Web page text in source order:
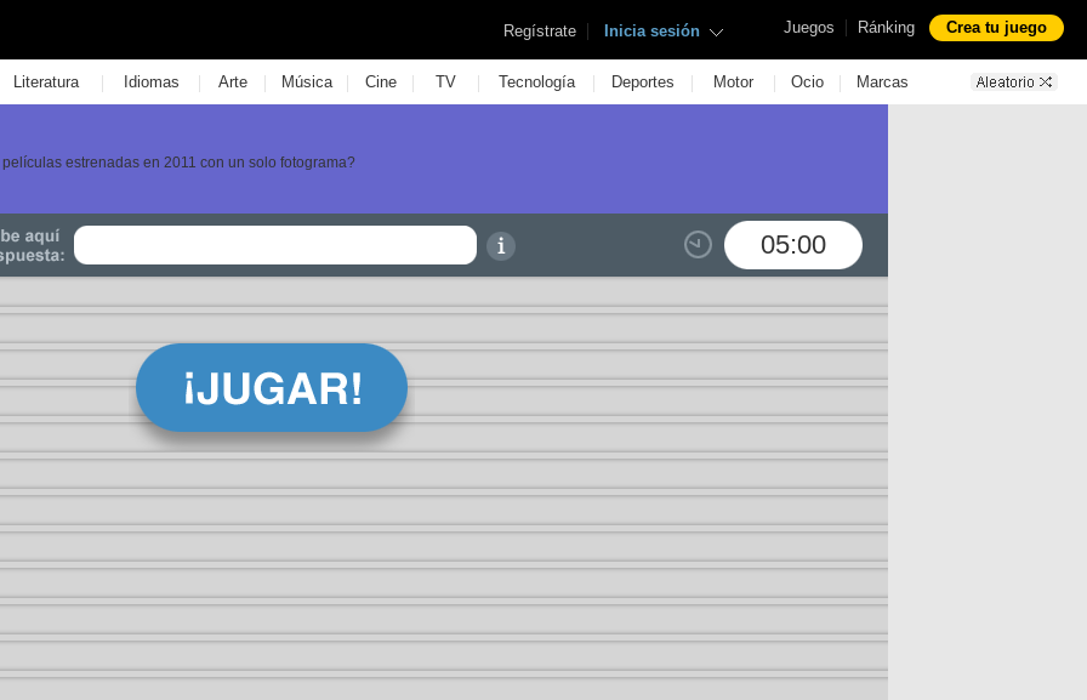
Juegos | Ránking Crea tu juego
Regístrate | Inicia sesión
Literatura | Idiomas | Arte | Música | Cine | TV | Tecnología | Deportes | Motor | Ocio | Marcas
estrenadas en 2011 con un solo fotograma?
05:00